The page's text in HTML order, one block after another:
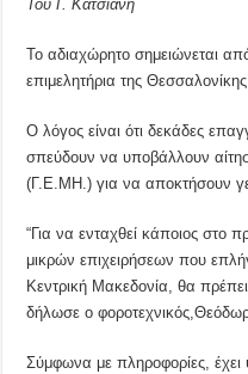
Του Γ. Κατσιάνη
Το αδιαχώρητο σημειώνεται
επιμελητήρια της Θεσσαλονίκης.
Ο λόγος είναι ότι δεκάδες
σπεύδουν να υποβάλλουν
(Γ.Ε.ΜΗ.) για να αποκτήσουν
“Για να ενταχθεί κάποιος στο
μικρών επιχειρήσεων που
Κεντρική Μακεδονία, θα πρέπει
δήλωσε ο
Σύμφωνα με πληροφορίες, έχει